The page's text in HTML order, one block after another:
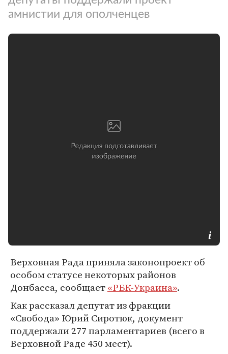
амнистии для ополченцев
Верховная Рада приняла законопроект об
особом статусе некоторых районов
Донбасса, сообщает«РБК-Украина».
Как рассказал депутат из фракции
«Свобода» Юрий Сиротюк, документ
поддержали 277 парламентариев (всего в
Верховной Раде 450 мест).